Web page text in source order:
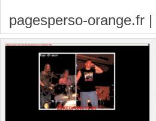
pagesperso-orange.fr |